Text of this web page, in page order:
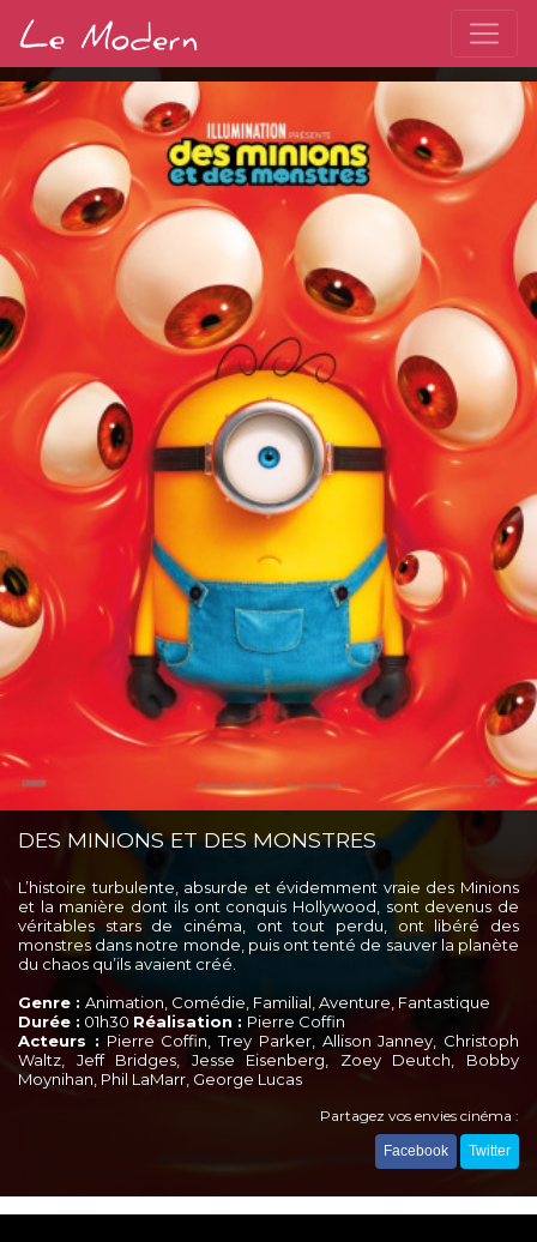
DES MINIONS ET DES MONSTRES
L’histoire turbulente, absurde et évidemment vraie des Minions
et la manière dont ils ont conquis Hollywood, sont devenus de
véritables stars de cinéma, ont tout perdu, ont libéré des
monstres dans notre monde, puis ont tenté de sauver la planète
du chaos qu’ils avaient créé.
Genre : Animation, Comédie, Familial, Aventure, Fantastique
Durée : 01h30 Réalisation : Pierre Coffin
Acteurs : Pierre Coffin, Trey Parker, Allison Janney, Christoph
Waltz, Jeff Bridges, Jesse Eisenberg, Zoey Deutch, Bobby
Moynihan, Phil LaMarr, George Lucas
Partagez vos envies cinéma :
Facebook Twitter